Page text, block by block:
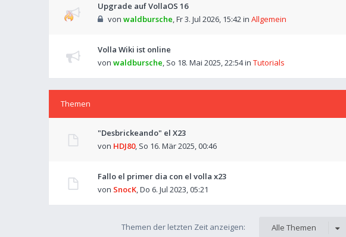
Upgrade auf VollaOS 16
von waldbursche,Fr 3. Jul 2026, 15:42in Allgemein
Volla Wiki ist online
von waldbursche, So 18. Mai 2025, 22:54in Tutorials
Themen
"Desbrickeando" el X23
von HDJ80, So 16. Mär 2025, 00:46
Fallo el primer dia con el volla x23
von SnocK,Do 6. Jul 2023, 05:21
Themen der letzten Zeit anzeigen: Alle Themen